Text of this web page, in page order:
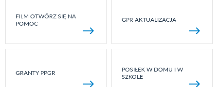
FILM OTWÓRZ SIĘ NA
POMOC
GPR AKTUALIZACJA
GRANTY PPGR
POSIŁEK W DOMU I W
SZKOLE